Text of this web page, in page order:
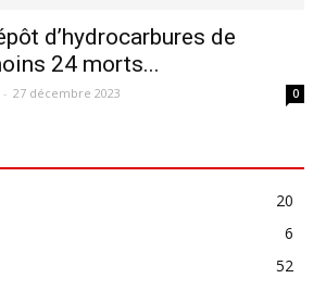
d’hydrocarbures de
24 morts...
- 27 décembre 2023 0
20
6
52